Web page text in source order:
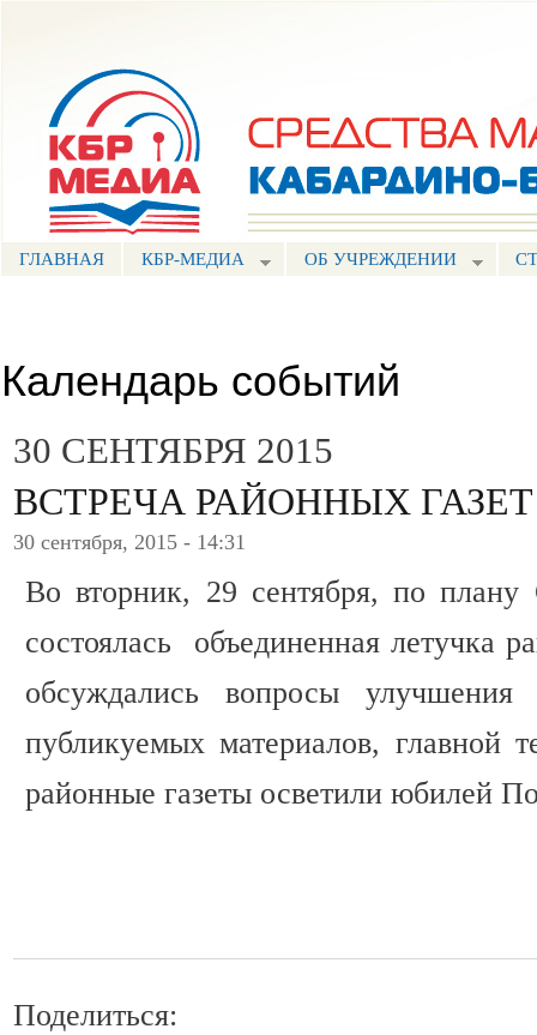
ГЛАВНАЯ КБР-МЕДИА ОБ УЧРЕЖДЕНИИ
Календарь событий
30 СЕНТЯБРЯ 2015
ВСТРЕЧА РАЙОННЫХ ГАЗЕТ
30 сентября, 2015 - 14:31
Во вторник, 29 сентября, по
состоялась объединенная летучка
обсуждались вопросы улучшения
публикуемых материалов, главной
районные газеты осветили юбилей
Поделиться: